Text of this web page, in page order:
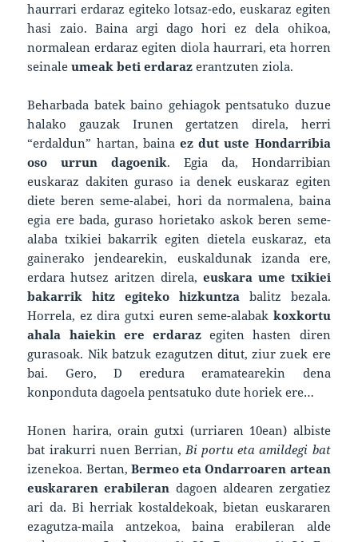
haurrari erdaraz egiteko lotsaz-edo, euskaraz egiten
hasi zaio. Baina argi dago hori ez dela ohikoa,
normalean erdaraz egiten diola haurrari, eta horren
seinaleumeak beti erdaraz erantzuten ziola.
Beharbada batek baino gehiagok pentsatuko duzue
halako gauzak Irunen gertatzen direla, herri
“erdaldun” hartan, baina ez dut uste Hondarribia
oso urrun dagoenik. Egia da, Hondarribian
euskaraz dakiten guraso ia denek euskaraz egiten
diete beren seme-alabei, hori da normalena, baina
egia ere bada, guraso horietako askok beren seme-
alaba txikiei bakarrik egiten dietela euskaraz, eta
gainerako jendearekin, euskaldunak izanda ere,
erdara hutsez aritzen direla, euskara ume txikiei
bakarrik hitz egiteko hizkuntzabalitz bezala.
Horrela, ez dira gutxi euren seme-alabak koxkortu
ahala haiekin ere erdaraz egiten hasten diren
gurasoak. Nik batzuk ezagutzen ditut, ziur zuek ere
bai. Gero, D eredura eramatearekin dena
konponduta dagoela pentsatuko dute horiek ere…
Honen harira, orain gutxi (urriaren 10ean) albiste
bat irakurri nuen Berrian,Bi portu eta amildegi bat
izenekoa. Bertan, Bermeo eta Ondarroaren artean
euskararen erabileran dagoen aldearen zergatiez
ari da. Bi herriak kostaldekoak, bietan euskararen
ezagutza-maila antzekoa, baina erabileran alde